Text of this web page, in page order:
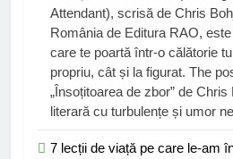
Attendant), scrisă de Chris
România de Editura RAO,
care te poartă într-o călătorie
propriu, cât și la figurat. The
„Însoțitoarea de zbor” de
literară cu turbulențe și umor
7 lecții de viață pe care le-am